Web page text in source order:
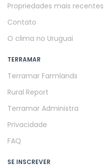
Propriedades mais recentes
Contato
O clima no Uruguai
TERRAMAR
Terramar Farmlands
Rural Report
Terramar Administra
Privacidade
FAQ
SE INSCREVER